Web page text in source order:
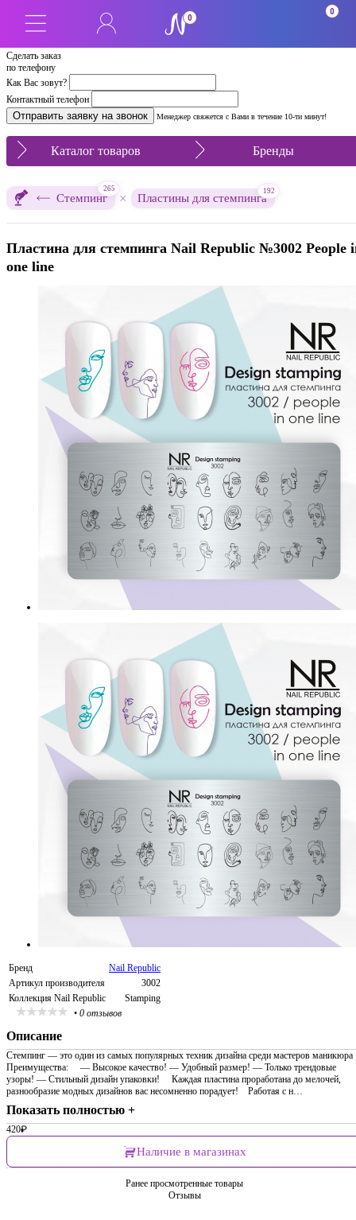
Сделать заказ
по телефону
Как Вас зовут?
Контактный телефон
Менеджер свяжется с Вами в течение 10-ти минут!
0
0
Каталог товаров Бренды
Стемпинг
265
× Пластины для стемпинга
192
Пластина для стемпинга Nail Republic №3002 People
one line
Бренд
Nail Republic
Артикул производителя
3002
Коллекция Nail Republic
Stamping
• 0 отзывов
Описание
Стемпинг — это один из самых популярных техник дизайна среди мастеров маникюра
Преимущества: ⠀ — Высокое качество! — Удобный размер! — Только трендовые
узоры! — Стильный дизайн упаковки! ⠀ Каждая пластина проработана до мелочей,
разнообразие модных дизайнов вас несомненно порадует! ⠀Работая с н…
Показать полностью +
420₽
Наличие в магазинах
Ранее просмотренные товары
Отзывы